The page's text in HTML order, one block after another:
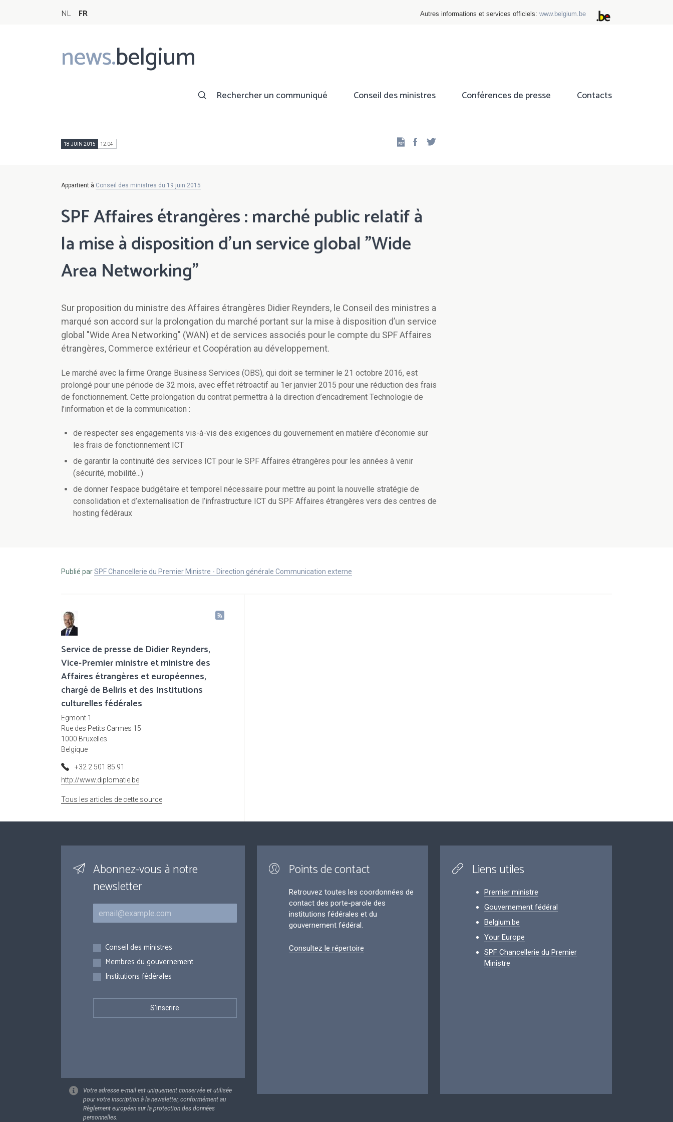
NL FR Autres informations et services officiels: www.belgium.be
news.belgium
Main
navigation
Rechercher un communiqué Conseil des ministres Conférences de presse Contacts
18 JUIN 2015 12:04 Facebook
Appartient à Conseil des ministres du 19 juin 2015
SPF Affaires étrangères : marché public relatif à
la mise à disposition d'un service global "Wide
Area Networking"
Sur proposition du ministre des Affaires étrangères Didier Reynders, le Conseil des ministres a
marqué son accord sur la prolongation du marché portant sur la mise à disposition d’un service
global "Wide Area Networking" (WAN) et de services associés pour le compte du SPF Affaires
étrangères, Commerce extérieur et Coopération au développement.
Le marché avec la firme Orange Business Services (OBS), qui doit se terminer le 21 octobre 2016, est
prolongé pour une période de 32 mois, avec effet rétroactif au 1er janvier 2015 pour une réduction des frais
de fonctionnement. Cette prolongation du contrat permettra à la direction d’encadrement Technologie de
l’information et de la communication :
de respecter ses engagements vis-à-vis des exigences du gouvernement en matière d’économie sur
les frais de fonctionnement ICT
de garantir la continuité des services ICT pour le SPF Affaires étrangères pour les années à venir
(sécurité, mobilité...)
de donner l’espace budgétaire et temporel nécessaire pour mettre au point la nouvelle stratégie de
consolidation et d’externalisation de l’infrastructure ICT du SPF Affaires étrangères vers des centres de
hosting fédéraux
Publié parSPF Chancellerie du Premier Ministre - Direction générale Communication externe
Service de presse de Didier Reynders,
Vice-Premier ministre et ministre des
Affaires étrangères et européennes,
chargé de Beliris et des Institutions
culturelles fédérales
Egmont 1
Rue des Petits Carmes 15
1000 Bruxelles
Belgique
+32 2 501 85 91
http://www.diplomatie.be
Tous les articles de cette source
Abonnez-vous à notre
newsletter
Courriel
Inscriptions
Conseil des ministres
Membres du gouvernement
Institutions fédérales
Votre adresse e-mail est uniquement conservée et utilisée
pour votre inscription à la newsletter, conformément au
Règlement européen sur la protection des données
personnelles.
Points de contact
Retrouvez toutes les coordonnées de
contact des porte-parole des
institutions fédérales et du
gouvernement fédéral.
Consultez le répertoire
Liens utiles
Premier ministre
Gouvernement fédéral
Belgium.be
Your Europe
SPF Chancellerie du Premier
Ministre